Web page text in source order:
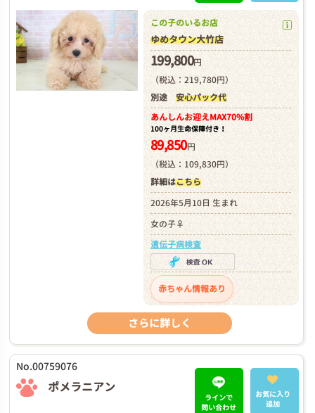
この子のいるお店
ゆめタウン大竹店
199,800円
（税込：219,780円）
別途 安心パック代
あんしんお迎えMAX70%割
100ヶ月生命保障付き！
89,850円
（税込：109,830円）
詳細はこちら
2026年5月10日 生まれ
女の子♀
遺伝子病検査
赤ちゃん情報あり
さらに詳しく
No.00759076
ポメラニアン
ラインで
問い合わせ
お気に入り
追加